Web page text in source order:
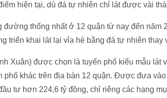
hiện tại, dù đá tự nhiên chỉ lát được vài
đường thống nhất ở 12 quận từ nay đến năm
triển khai lát lại vỉa hè bằng đá tự nhiên
Xuân) được chọn là tuyến phố kiểu mẫu lát
phố khác trên địa bàn 12 quận. Được đưa
tư hơn 224,6 tỷ đồng, chỉ riêng các hạng